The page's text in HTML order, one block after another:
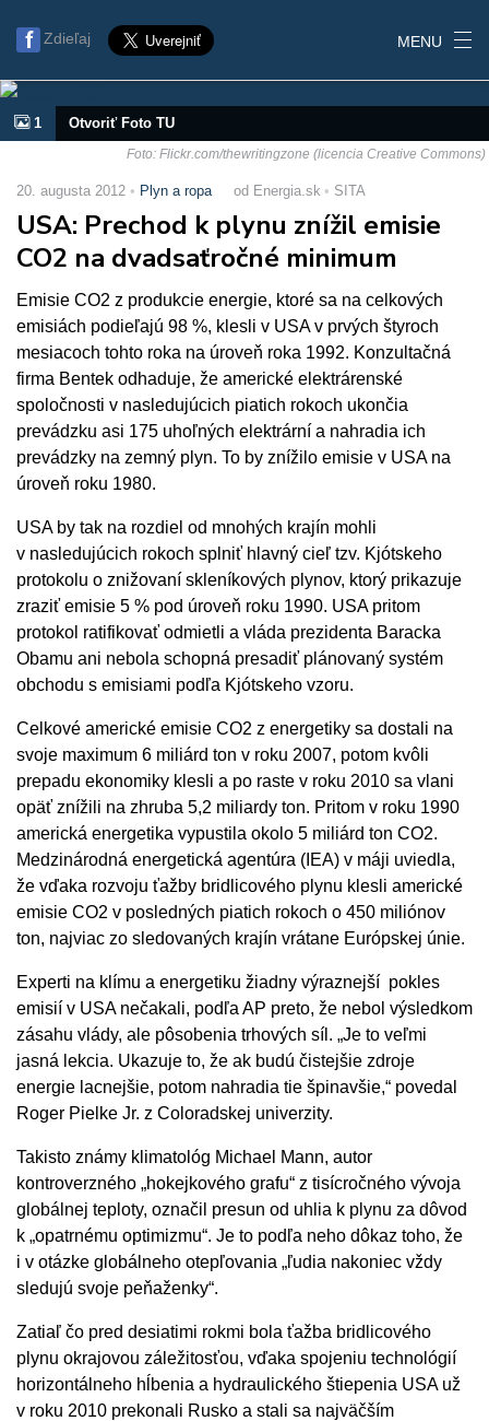
Zdieľaj MENU
1 Otvoriť Foto TU
Foto: Flickr.com/thewritingzone (licencia Creative Commons)
20. augusta 2012 Plyn a ropa od Energia.sk SITA
USA: Prechod k plynu znížil emisie
CO2 na dvadsaťročné minimum
Emisie CO2 z produkcie energie, ktoré sa na celkových
emisiách podieľajú 98 %, klesli v USA v prvých štyroch
mesiacoch tohto roka na úroveň roka 1992. Konzultačná
firma Bentek odhaduje, že americké elektrárenské
spoločnosti v nasledujúcich piatich rokoch ukončia
prevádzku asi 175 uhoľných elektrární a nahradia ich
prevádzky na zemný plyn. To by znížilo emisie v USA na
úroveň roku 1980.
USA by tak na rozdiel od mnohých krajín mohli
v nasledujúcich rokoch splniť hlavný cieľ tzv. Kjótskeho
protokolu o znižovaní skleníkových plynov, ktorý prikazuje
zraziť emisie 5 % pod úroveň roku 1990. USA pritom
protokol ratifikovať odmietli a vláda prezidenta Baracka
Obamu ani nebola schopná presadiť plánovaný systém
obchodu s emisiami podľa Kjótskeho vzoru.
Celkové americké emisie CO2 z energetiky sa dostali na
svoje maximum 6 miliárd ton v roku 2007, potom kvôli
prepadu ekonomiky klesli a po raste v roku 2010 sa vlani
opäť znížili na zhruba 5,2 miliardy ton. Pritom v roku 1990
americká energetika vypustila okolo 5 miliárd ton CO2.
Medzinárodná energetická agentúra (IEA) v máji uviedla,
že vďaka rozvoju ťažby bridlicového plynu klesli americké
emisie CO2 v posledných piatich rokoch o 450 miliónov
ton, najviac zo sledovaných krajín vrátane Európskej únie.
Experti na klímu a energetiku žiadny výraznejší pokles
emisií v USA nečakali, podľa AP preto, že nebol výsledkom
zásahu vlády, ale pôsobenia trhových síl. „Je to veľmi
jasná lekcia. Ukazuje to, že ak budú čistejšie zdroje
energie lacnejšie, potom nahradia tie špinavšie,“ povedal
Roger Pielke Jr. z Coloradskej univerzity.
Takisto známy klimatológ Michael Mann, autor
kontroverzného „hokejkového grafu“ z tisícročného vývoja
globálnej teploty, označil presun od uhlia k plynu za dôvod
k „opatrnému optimizmu“. Je to podľa neho dôkaz toho, že
i v otázke globálneho otepľovania „ľudia nakoniec vždy
sledujú svoje peňaženky“.
Zatiaľ čo pred desiatimi rokmi bola ťažba bridlicového
plynu okrajovou záležitosťou, vďaka spojeniu technológií
horizontálneho hĺbenia a hydraulického štiepenia USA už
v roku 2010 prekonali Rusko a stali sa najväčším